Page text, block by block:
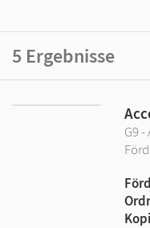
5 Ergebnisse
G9